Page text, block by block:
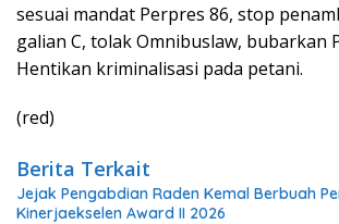
sesuai mandat Perpres 86, stop
galian C, tolak Omnibuslaw, bubarkan
Hentikan kriminalisasi pada petani.
(red)
Berita Terkait
Jejak Pengabdian Raden Kemal Berbuah
Kinerjaekselen Award II 2026